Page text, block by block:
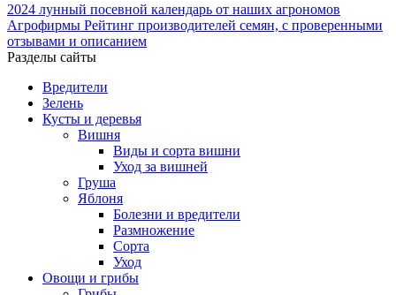
2024 лунный посевной календарь от наших агрономов
Агрофирмы Рейтинг производителей семян, с проверенными
отзывами и описанием
Разделы сайты
Вредители
Зелень
Кусты и деревья
Вишня
Виды и сорта вишни
Уход за вишней
Груша
Яблоня
Болезни и вредители
Размножение
Сорта
Уход
Овощи и грибы